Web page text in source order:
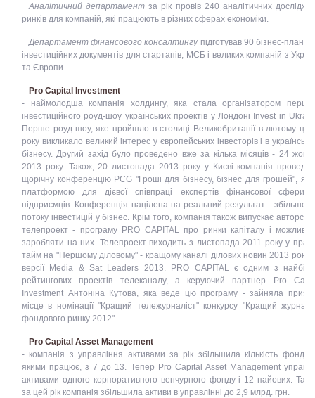
Аналітичний департаментза рік провів 240 аналітичних
ринків для компаній, які працюють в різних сферах економіки.
Департамент фінансового консалтингупідготував 90 бізнес-планів
інвестиційних документів для стартапів, МСБ і великих компаній з
та Європи.
Pro Capital Investment
- наймолодша компанія холдингу, яка стала організатором
інвестиційного роуд-шоу українських проектів у Лондоні Invest in
Перше роуд-шоу, яке пройшло в столиці Великобританії в лютому
року викликало великий інтерес у європейських інвесторів і в
бізнесу. Другий захід було проведено вже за кілька місяців - 24
2013 року. Також, 20 листопада 2013 року у Києві компанія проведе
щорічну конференцію PCG "Гроші для бізнесу, бізнес для грошей",
платформою для дієвої співпраці експертів фінансової сфери
підприємців. Конференція націлена на реальний результат -
потоку інвестицій у бізнес. Крім того, компанія також випускає
телепроект - програму PRO CAPITAL про ринки капіталу і
заробляти на них. Телепроект виходить з листопада 2011 року у
тайм на "Першому діловому" - кращому каналі ділових новин 2013 року
версії Media & Sat Leaders 2013. PRO CAPITAL є одним з
рейтингових проектів телеканалу, а керуючий партнер Pro
Investment Антоніна Кутова, яка веде цю програму - зайняла
місце в номінації "Кращий тележурналіст" конкурсу "Кращий
фондового ринку 2012".
Pro Capital Asset Management
- компанія з управління активами за рік збільшила кількість
якими працює, з 7 до 13. Тепер Pro Capital Asset Management
активами одного корпоративного венчурного фонду і 12 пайових.
за цей рік компанія збільшила активи в управлінні до 2,9 млрд. грн.